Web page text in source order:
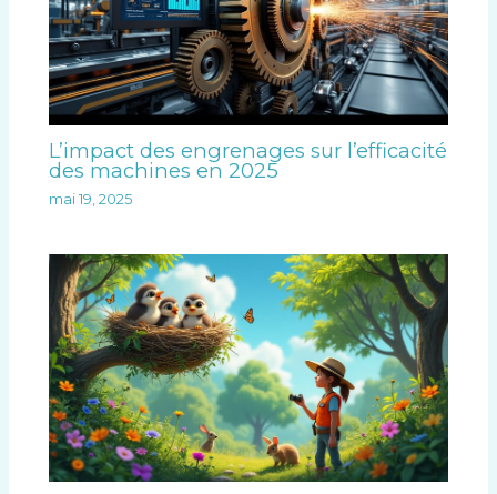
L’impact des engrenages sur l’efficacité
des machines en 2025
mai 19, 2025